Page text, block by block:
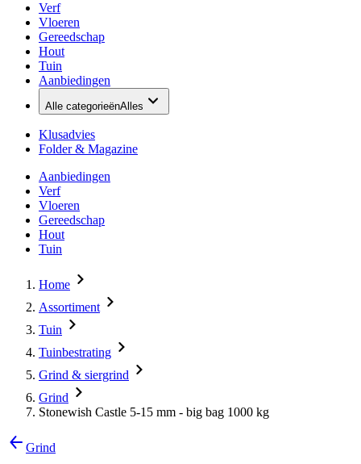
Verf
Vloeren
Gereedschap
Hout
Tuin
Aanbiedingen
Alle categorieënAlles
Klusadvies
Folder & Magazine
Aanbiedingen
Verf
Vloeren
Gereedschap
Hout
Tuin
Home
Assortiment
Tuin
Tuinbestrating
Grind & siergrind
Grind
Stonewish Castle 5-15 mm - big bag 1000 kg
Grind